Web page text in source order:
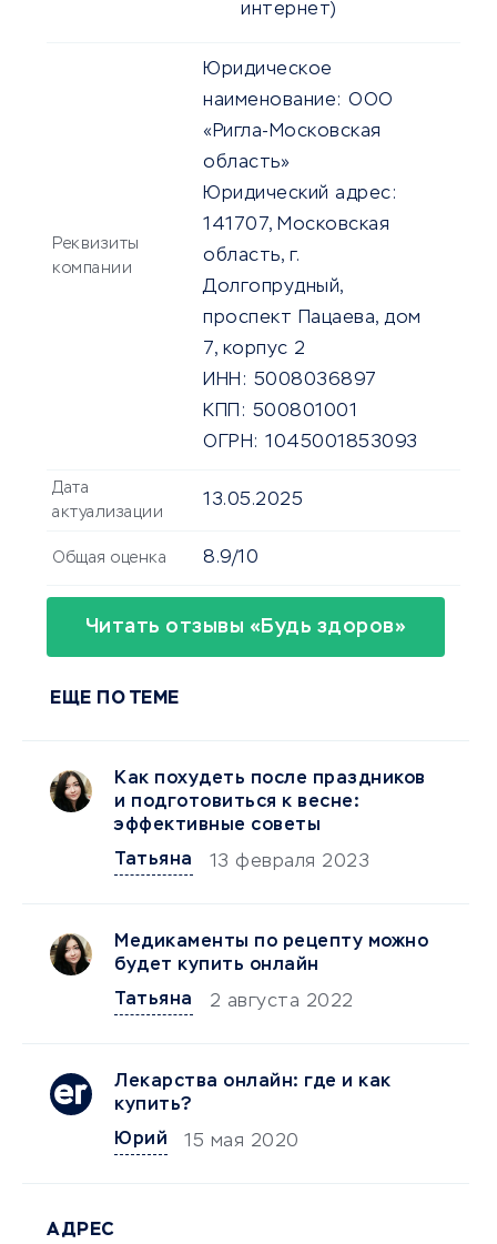
интернет)
Реквизиты
компании
Юридическое
наименование: ООО
«Ригла-Московская
область»
Юридический адрес:
141707, Московская
область, г.
Долгопрудный,
проспект Пацаева, дом
7, корпус 2
ИНН: 5008036897
КПП: 500801001
ОГРН: 1045001853093
Дата
актуализации
13.05.2025
Общая оценка 8.9/10
Читать отзывы «Будь здоров»
ЕЩЕ ПО ТЕМЕ
Как похудеть после праздников
и подготовиться к весне:
эффективные советы
Татьяна
13 февраля 2023
Медикаменты по рецепту можно
будет купить онлайн
Татьяна
2 августа 2022
Лекарства онлайн: где и как
купить?
Юрий
15 мая 2020
АДРЕС